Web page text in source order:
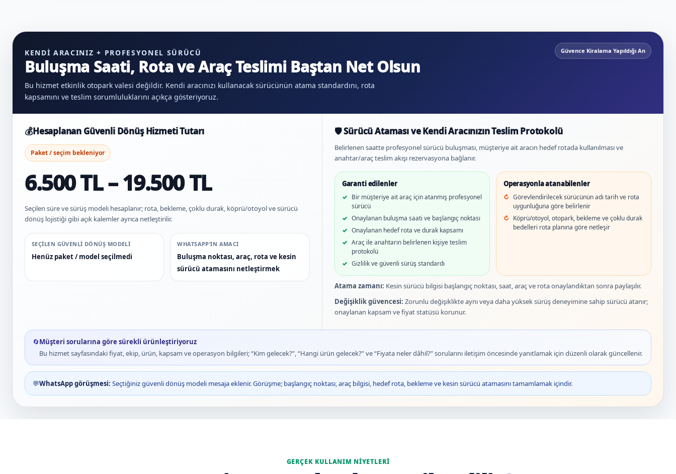
KENDI ARACINIZ + PROFESYONEL SÜRÜCÜ
Buluşma Saati, Rota ve Araç Teslimi Baştan Net Olsun
Bu hizmet etkinlik otopark valesi değildir. Kendi aracınızı kullanacak sürücünün atama standardını, rota
kapsamını ve teslim sorumluluklarını açıkça gösteriyoruz.
Güvence Kiralama Yapıldığı An
💰Hesaplanan Güvenli Dönüş Hizmeti Tutarı
Paket / seçim bekleniyor
6.500 TL – 19.500 TL
Seçilen süre ve sürüş modeli hesaplanır; rota, bekleme, çoklu durak, köprü/otoyol ve sürücü
dönüş lojistiği gibi açık kalemler ayrıca netleştirilir.
SEÇILEN GÜVENLI DÖNÜŞ MODELI
Henüz paket / model seçilmedi
WHATSAPP’IN AMACI
Buluşma noktası, araç, rota ve kesin
sürücü atamasını netleştirmek
🛡️ Sürücü Ataması ve Kendi Aracınızın Teslim Protokolü
Belirlenen saatte profesyonel sürücü buluşması, müşteriye ait aracın hedef rotada kullanılması ve
anahtar/araç teslim akışı rezervasyona bağlanır.
Garanti edilenler
Bir müşteriye ait araç için atanmış profesyonel
sürücü
Onaylanan buluşma saati ve başlangıç noktası
Onaylanan hedef rota ve durak kapsamı
Araç ile anahtarın belirlenen kişiye teslim
protokolü
Gizlilik ve güvenli sürüş standardı
Operasyonla atanabilenler
Görevlendirilecek sürücünün adı tarih ve rota
uygunluğuna göre belirlenir
Köprü/otoyol, otopark, bekleme ve çoklu durak
bedelleri rota planına göre netleşir
Atama zamanı: Kesin sürücü bilgisi başlangıç noktası, saat, araç ve rota onaylandıktan sonra paylaşılır.
Değişiklik güvencesi: Zorunlu değişiklikte aynı veya daha yüksek sürüş deneyimine sahip sürücü atanır;
onaylanan kapsam ve fiyat statüsü korunur.
🔄Müşteri sorularına göre sürekli ürünleştiriyoruz
Bu hizmet sayfasındaki fiyat, ekip, ürün, kapsam ve operasyon bilgileri; “Kim gelecek?”, “Hangi ürün gelecek?” ve “Fiyata neler dâhil?” sorularını iletişim öncesinde yanıtlamak için düzenli olarak güncellenir.
💬WhatsApp görüşmesi: Seçtiğiniz güvenli dönüş modeli mesaja eklenir. Görüşme; başlangıç noktası, araç bilgisi, hedef rota, bekleme ve kesin sürücü atamasını tamamlamak içindir.
GERÇEK KULLANIM NIYETLERI